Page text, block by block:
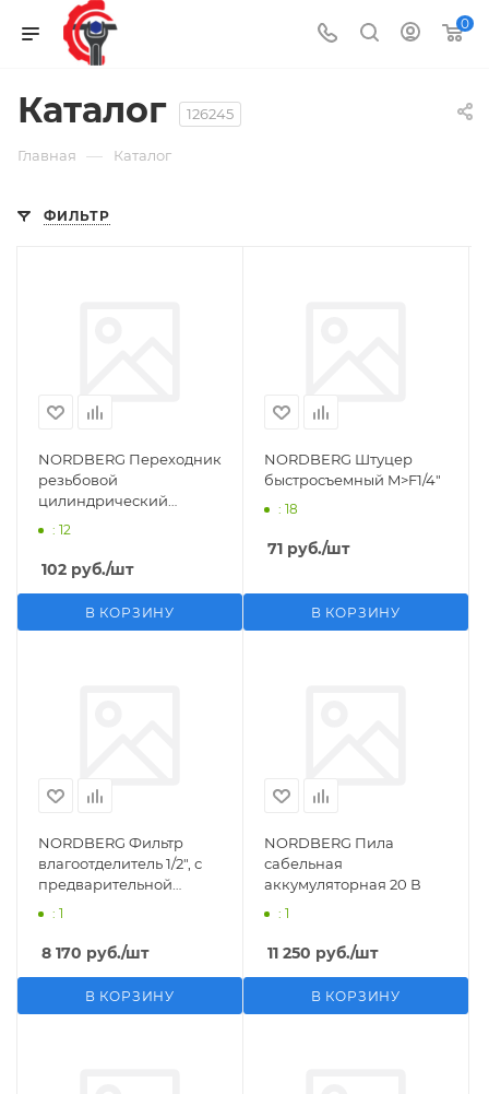
0
Каталог 126245
Главная — Каталог
ФИЛЬТР
NORDBERG Переходник
резьбовой
цилиндрический
M1/2">F1/4"
: 12
102 руб./шт
В КОРЗИНУ
NORDBERG Штуцер
быстросъемный M>F1/4"
: 18
71 руб./шт
В КОРЗИНУ
NORDBERG Фильтр
влагоотделитель 1/2", с
предварительной
фильтрацией
: 1
8 170 руб./шт
В КОРЗИНУ
NORDBERG Пила
сабельная
аккумуляторная 20 В
: 1
11 250 руб./шт
В КОРЗИНУ